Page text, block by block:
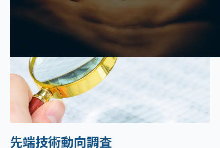
先端技術動向調査